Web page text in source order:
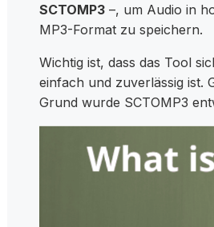
SCTOMP3–, um Audio in
MP3-Format zu speichern.
Wichtig ist, dass das Tool
einfach und zuverlässig ist.
Grund wurde SCTOMP3